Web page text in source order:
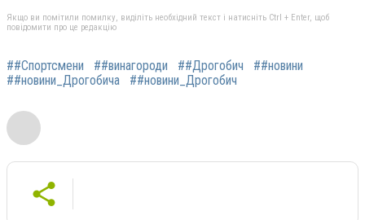
Якщо ви помітили помилку, виділіть необхідний текст і натисніть Ctrl + Enter, щоб
повідомити про це редакцію
##Спортсмени ##винагороди ##Дрогобич
##новини
##новини_Дрогобича
##новини_Дрогобич